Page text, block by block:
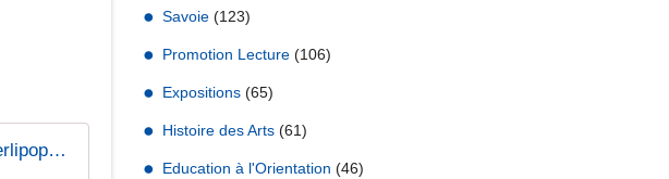
Qui dit "saperlipopette" ?? #NottingHill
Savoie (123)
Promotion Lecture (106)
Expositions (65)
Histoire des Arts (61)
Education à l'Orientation (46)